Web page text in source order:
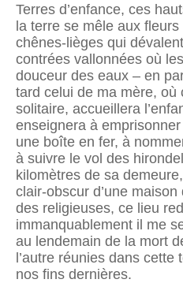
Terres d’enfance, ces
la terre se mêle aux
chênes-lièges qui
contrées vallonnées où
douceur des eaux – en
tard celui de ma mère, où
solitaire, accueillera
enseignera à
une boîte en fer, à
à suivre le vol des
kilomètres de sa
clair-obscur d’une
des religieuses, ce lieu
immanquablement il me
au lendemain de la mort
l’autre réunies dans cette
nos fins dernières.